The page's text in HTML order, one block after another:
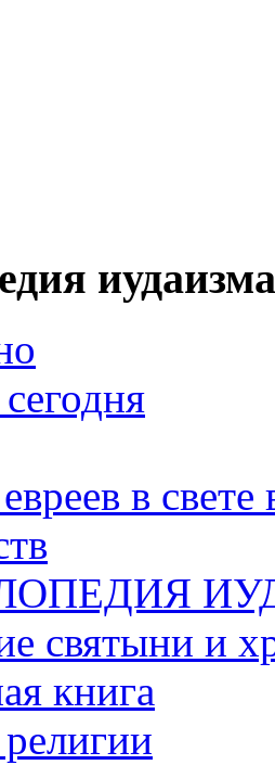
иудаизма
в
святыни и
книга